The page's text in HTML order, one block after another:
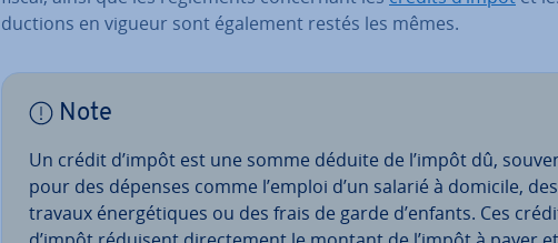
duc­tions en vigueur sont également restés les mêmes.
Note
Un crédit d’impôt est une somme déduite de l’impôt dû,
pour des dépenses comme l’emploi d’un salarié à domicile, des
travaux éner­gé­tiques ou des frais de garde d’enfants. Ces